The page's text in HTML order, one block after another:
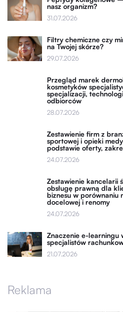
nasz organizm?
31.07.2026
Filtry chemiczne czy
na Twojej skórze?
29.07.2026
Przegląd marek
kosmetyków
specjalizacji,
odbiorców
28.07.2026
Zestawienie firm z
sportowej i opieki
podstawie oferty,
24.07.2026
Zestawienie kancelarii
obsługę prawną dla
biznesu w porównaniu
docelowej i renomy
24.07.2026
Znaczenie e-learningu
specjalistów
21.07.2026
Reklama